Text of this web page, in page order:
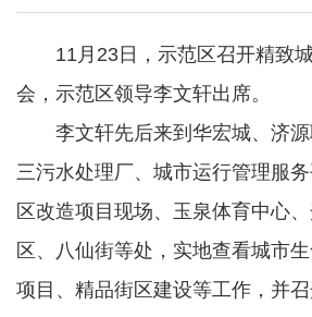
11月23日，示范区召开精致
会，示范区领导李文轩出席。
李文轩先后来到华宏城、济
三污水处理厂、城市运行管理服
区改造项目现场、玉泉体育中心
区、八仙街等处，实地查看城市
项目、精品街区建设等工作，并召